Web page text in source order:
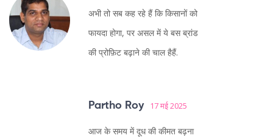
अभी तो सब कह रहे हैं कि किसानों को
फायदा होगा, पर असल में ये बस ब्रांड
की प्रोफ़िट बढ़ाने की चाल हैहैं.
Partho Roy 17 मई 2025
आज के समय में दूध की कीमत बढ़ना